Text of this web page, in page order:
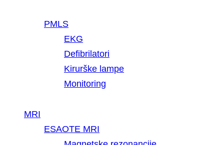
PMLS
EKG
Defibrilatori
Kirurške lampe
Monitoring
MRI
ESAOTE MRI